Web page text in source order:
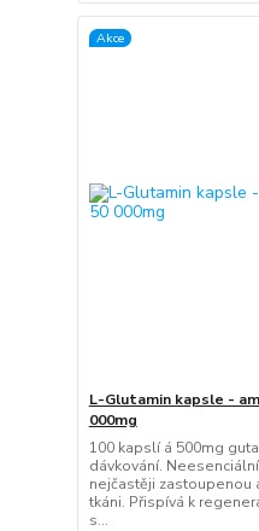
Akce
L-Glutamin kapsle -
000mg
100 kapslí á 500mg
dávkování.
nejčastěji zastoupenou
tkáni. Přispívá k
s...